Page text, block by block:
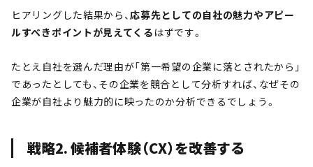
ヒアリングした結果から、応募先としての自社の魅力やアピー
ルすべきポイントが見えてくる はずです。
たとえ自社を選んだ理由が「第一希望の企業に落とされたから」
であったとしても、その企業を競合として分析すれば、なぜその
企業が自社より魅力的に映ったのか分析できるでしょう。
戦略2. 候補者体験（CX）を改善する